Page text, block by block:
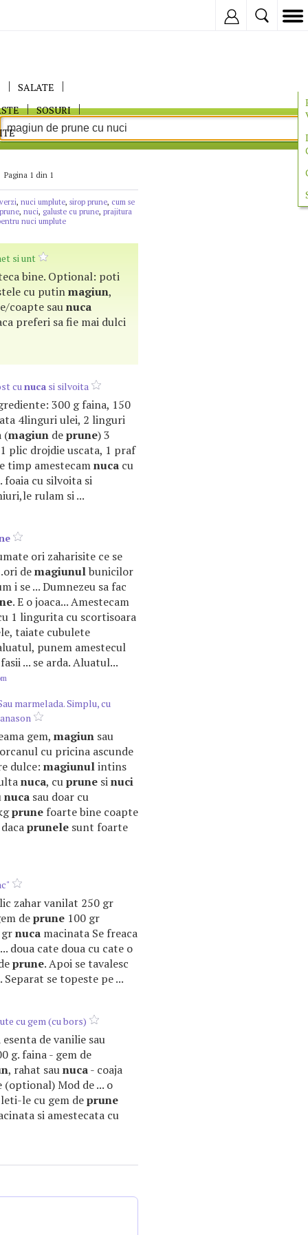
SALATE
SOSURI
Pagina 1 din 1
, nuci umplute, sirop prune, cum se
, nuci, galuste cu prune, prajitura
nuci umplute
si unt
bine. Optional: poti
cu putinmagiun,
coapte saunuca
preferi sa fie mai dulci
cunuca si silvoita
300 g faina, 150
4linguri ulei, 2 linguri
(magiun deprune) 3
plic drojdie uscata, 1 praf
timp amestecamnuca cu
foaia cu silvoita si
rulam si ...
ori zaharisite ce se
demagiunulbunicilor
i se ... Dumnezeu sa fac
. E o joaca... Amestecam
1 lingurita cu scortisoara
taiate cubulete
punem amestecul
... se arda. Aluatul...
marmelada. Simplu, cu
gem, magiun sau
cu pricina ascunde
dulce: magiunulintins
nuca, cuprune sinuci
nuca sau doar cu
prune foarte bine coapte
prunele sunt foarte
zahar vanilat 250 gr
deprune 100 gr
nuca macinata Se freaca
doua cate doua cu cate o
prune. Apoi se tavalesc
se topeste pe ...
cu gem (cu bors)
de vanilie sau
g. faina - gem de
, rahat saunuca- coaja
(optional) Mod de ... o
le cu gem deprune
si amestecata cu